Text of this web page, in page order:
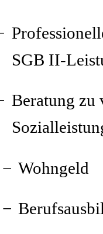
SGB II-
Beratung zu
Wohngeld